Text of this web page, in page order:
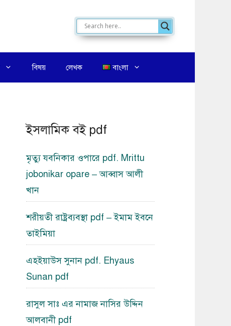
বিষয় লেখক বাংলা
ইসলামিক বই pdf
মৃত্যু যবনিকার ওপারে pdf. Mrittu
jobonikar opare – আব্বাস আলী
খান
শরীয়তী রাষ্ট্রব্যবস্থা pdf – ইমাম ইবনে
তাইমিয়া
এহইয়াউস সুনান pdf. Ehyaus
Sunan pdf
রাসুল সাঃ এর নামাজ নাসির উদ্দিন
আলবানী pdf